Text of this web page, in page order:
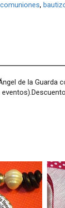
comuniones
de la Guarda